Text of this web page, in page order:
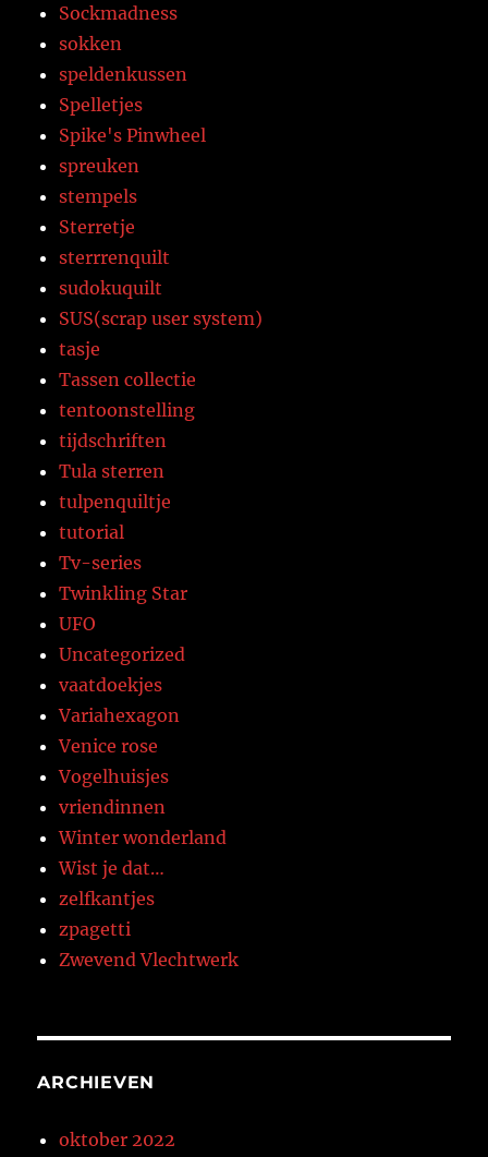
Sockmadness
sokken
speldenkussen
Spelletjes
Spike's Pinwheel
spreuken
stempels
Sterretje
sterrrenquilt
sudokuquilt
SUS(scrap user system)
tasje
Tassen collectie
tentoonstelling
tijdschriften
Tula sterren
tulpenquiltje
tutorial
Tv-series
Twinkling Star
UFO
Uncategorized
vaatdoekjes
Variahexagon
Venice rose
Vogelhuisjes
vriendinnen
Winter wonderland
Wist je dat…
zelfkantjes
zpagetti
Zwevend Vlechtwerk
ARCHIEVEN
oktober 2022